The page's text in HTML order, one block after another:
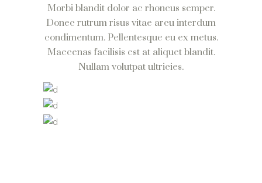
Morbi blandit dolor ac rhoncus semper.
Donec rutrum risus vitae arcu interdum
condimentum. Pellentesque eu ex metus.
Maecenas facilisis est at aliquet blandit.
Nullam volutpat ultricies.